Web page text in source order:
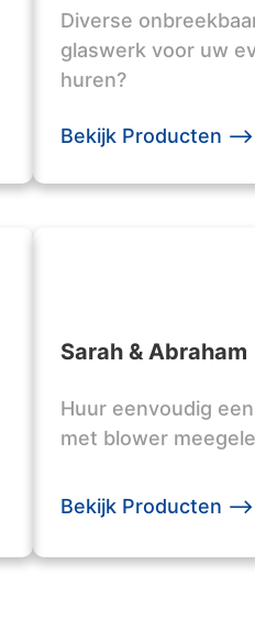
Diverse
glaswerk voor uw
huren?
Bekijk Producten -->
Sarah & Abraham
Huur eenvoudig
met blower
Bekijk Producten -->